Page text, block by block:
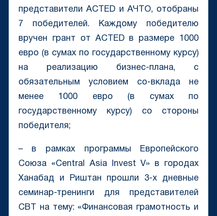
представители ACTED и АЧТО, отобраны
7 победителей. Каждому победителю
вручен грант от ACTED в размере 1000
евро (в сумах по государственному курсу)
на реализацию бизнес-плана, с
обязательным условием со-вклада не
менее 1000 евро (в сумах по
государственному курсу) со стороны
победителя;
– в рамках программы Европейского
Союза «Central Asia Invest V» в городах
Ханабад и Риштан прошли 3-х дневные
семинар-тренинги для представителей
CBT на тему: «Финансовая грамотность и